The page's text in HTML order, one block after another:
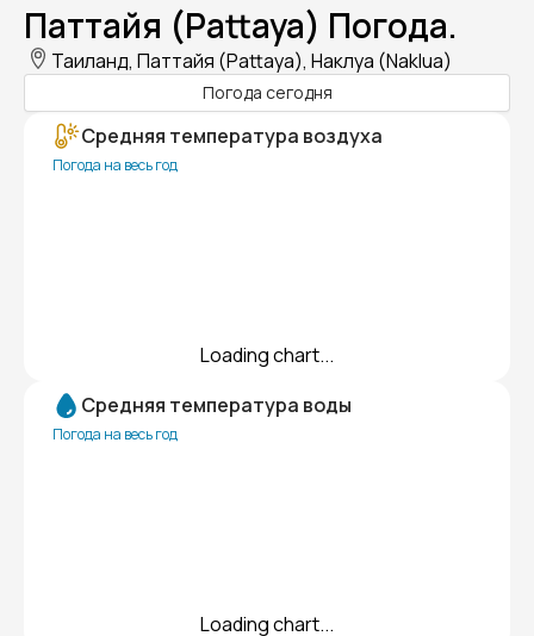
Паттайя (Pattaya) Погода.
Таиланд, Паттайя (Pattaya), Наклуа (Naklua)
Погода сегодня
Средняя температура воздуха
Погода на весь год
Loading chart...
Средняя температура воды
Погода на весь год
Loading chart...